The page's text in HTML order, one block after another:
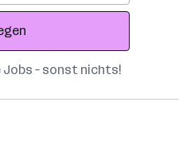
Jobs – sonst nichts!